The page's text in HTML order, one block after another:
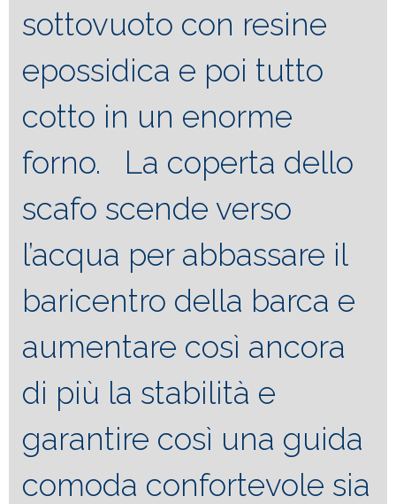
sottovuoto con resine
epossidica e poi tutto
cotto in un enorme
forno. La coperta dello
scafo scende verso
l’acqua per abbassare il
baricentro della barca e
aumentare così ancora
di più la stabilità e
garantire così una guida
comoda confortevole sia